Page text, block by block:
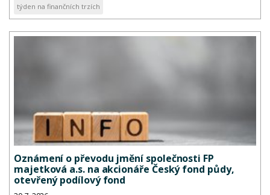
týden na finančních trzích
Oznámení o převodu jmění společnosti FP
majetková a.s. na akcionáře Český fond půdy,
otevřený podílový fond